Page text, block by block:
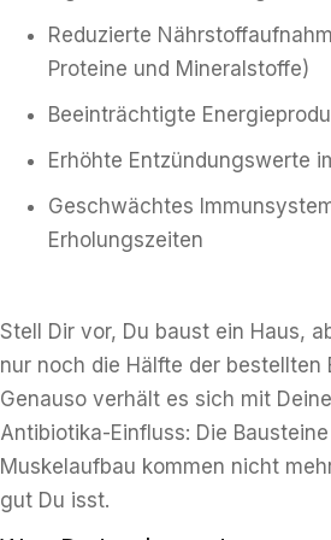
Reduzierte
Proteine und Mineralstoffe)
Beeinträchtigte
Erhöhte Entzündungswerte
Geschwächtes
Erholungszeiten
Stell Dir vor, Du baust ein Haus,
nur noch die Hälfte der bestellten
Genauso verhält es sich mit
Antibiotika-Einfluss: Die
Muskelaufbau kommen nicht
gut Du isst.